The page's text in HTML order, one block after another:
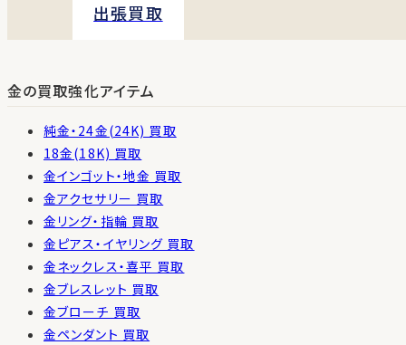
出張買取
金の買取強化アイテム
純金・24金(24K) 買取
18金(18K) 買取
金インゴット・地金 買取
金アクセサリー 買取
金リング・指輪 買取
金ピアス・イヤリング 買取
金ネックレス・喜平 買取
金ブレスレット 買取
金ブローチ 買取
金ペンダント 買取